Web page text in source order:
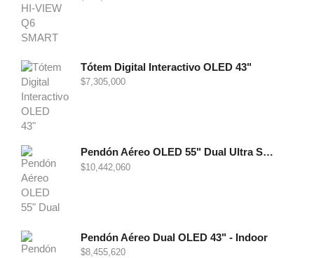
Tótem Digital Interactivo OLED 43"
$7,305,000
Pendón Aéreo OLED 55" Dual Ultra Slim - Indoor
$10,442,060
Pendón Aéreo Dual OLED 43" - Indoor
$8,455,620